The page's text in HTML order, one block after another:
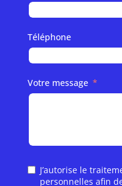
Téléphone
Votre message
J’autorise le
personnelles afin